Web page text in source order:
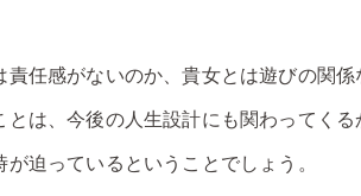
任感がないのか、貴女とは遊びの関係
は、今後の人生設計にも関わってくる
迫っているということでしょう。